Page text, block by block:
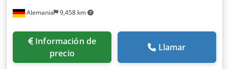
Alemania 9,458 km
Información de
precio
Llamar